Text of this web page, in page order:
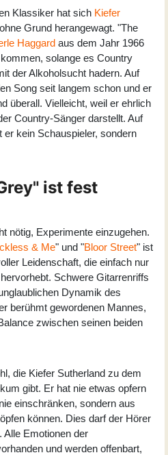
Klassiker hat sich Kiefer
Grund herangewagt. "The
Haggard aus dem Jahr 1966
solange es Country
der Alkoholsucht hadern. Auf
Song seit langem schon und er
überall. Vielleicht, weil er ehrlich
Country-Sänger darstellt. Auf
kein Schauspieler, sondern
ist fest
nötig, Experimente einzugehen.
& Me" und "Bloor Street" ist
Leidenschaft, die einfach nur
Schwere Gitarrenriffs
Dynamik des
berühmt gewordenen Mannes,
zwischen seinen beiden
die Kiefer Sutherland zu dem
gibt. Er hat nie etwas opfern
einschränken, sondern aus
können. Dies darf der Hörer
Alle Emotionen der
und werden offenbart,